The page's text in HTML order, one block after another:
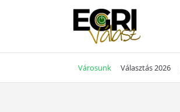
Városunk Választás 2026